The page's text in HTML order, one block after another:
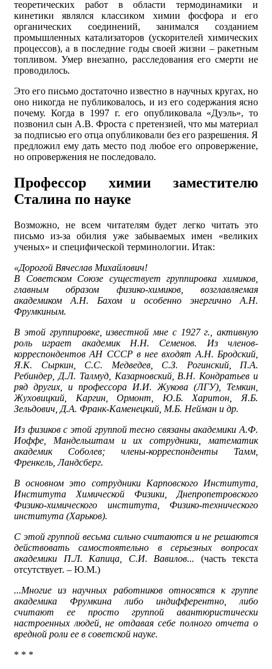
теоретических работ в области термодинамики и
кинетики являлся классиком химии фосфора и его
органических соединений, занимался созданием
промышленных катализаторов (ускорителей химических
процессов), а в последние годы своей жизни – ракетным
топливом. Умер внезапно, расследования его смерти не
проводилось.
Это его письмо достаточно известно в научных кругах, но
оно никогда не публиковалось, и из его содержания ясно
почему. Когда в 1997 г. его опубликовала «Дуэль», то
позвонил сын А.В. Фроста с претензией, что мы материал
за подписью его отца опубликовали без его разрешения. Я
предложил ему дать место под любое его опровержение,
но опровержения не последовало.
Профессор химии заместителю
Сталина по науке
Возможно, не всем читателям будет легко читать это
письмо из-за обилия уже забываемых имен «великих
ученых» и специфической терминологии. Итак:
«Дорогой Вячеслав Михайлович!
В Советском Союзе существует группировка химиков,
главным образом физико-химиков, возглавляемая
академиком А.Н. Бахом и особенно энергично А.Н.
Фрумкиным.
В этой группировке, известной мне с 1927 г., активную
роль играет академик Н.Н. Семенов. Из членов-
корреспондентов АН СССР в нее входят А.Н. Бродский,
Я.К. Сыркин, С.С. Медведев, С.З. Рогинский, П.А.
Ребиндер, Д.Л. Талмуд, Казарновский, В.Н. Кондратьев и
ряд других, и профессора И.И. Жукова (ЛГУ), Темкин,
Жуховицкий, Каргин, Ормонт, Ю.Б. Харитон, Я.Б.
Зельдович, Д.А. Франк-Каменецкий, М.Б. Нейман и др.
Из физиков с этой группой тесно связаны академики А.Ф.
Иоффе, Мандельштам и их сотрудники, математик
академик Соболев; члены-корреспонденты Тамм,
Френкель, Ландсберг.
В основном это сотрудники Карповского Института,
Института Химической Физики, Днепропетровского
Физико-химического института, Физико-технического
института (Харьков).
С этой группой весьма сильно считаются и не решаются
действовать самостоятельно в серьезных вопросах
академики П.Л. Капица, С.И. Вавилов... (часть текста
отсутствует. – Ю.М.)
...Многие из научных работников относятся к группе
академика Фрумкина либо индифферентно, либо
считают ее просто группой авантюристически
настроенных людей, не отдавая себе полного отчета о
вредной роли ее в советской науке.
* * *